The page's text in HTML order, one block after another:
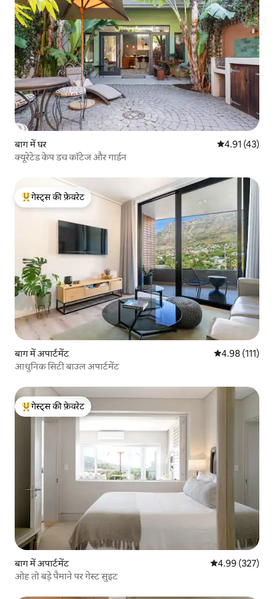
बाग में घर औसत रेटिंग 5 में
4.91 (43)
क्यूरेटेड केप डच कॉटेज और गार्डन
गेस्ट्स का टॉप फ़ेवरेट
गेस्ट्स की फ़ेवरेट
बाग में अपार्टमेंट औसत रेटिंग 5 में से
4.98 (111)
आधुनिक सिटी बाउल अपार्टमेंट
गेस्ट्स का टॉप फ़ेवरेट
गेस्ट्स की फ़ेवरेट
बाग में अपार्टमेंट औसत रेटिंग 5 में से
4.99 (327)
ओह तो बड़े पैमाने पर गेस्ट सुइट